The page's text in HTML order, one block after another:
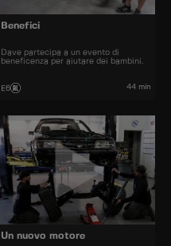
Benefici
Dave partecipa a un evento di
beneficenza per aiutare dei bambini.
E6 44 min
Un nuovo motore